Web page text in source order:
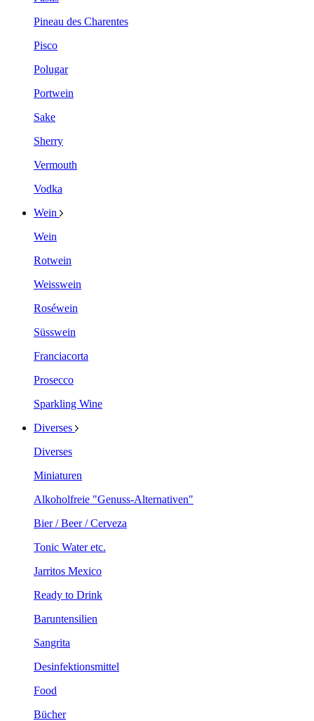
Pineau des Charentes
Pisco
Polugar
Portwein
Sake
Sherry
Vermouth
Vodka
Wein
Wein
Rotwein
Weisswein
Roséwein
Süsswein
Franciacorta
Prosecco
Sparkling Wine
Diverses
Diverses
Miniaturen
Alkoholfreie "Genuss-Alternativen"
Bier / Beer / Cerveza
Tonic Water etc.
Jarritos Mexico
Ready to Drink
Baruntensilien
Sangrita
Desinfektionsmittel
Food
Bücher